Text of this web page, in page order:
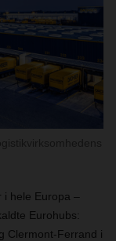
i hele Europa –
Eurohubs:
Clermont-Ferrand i